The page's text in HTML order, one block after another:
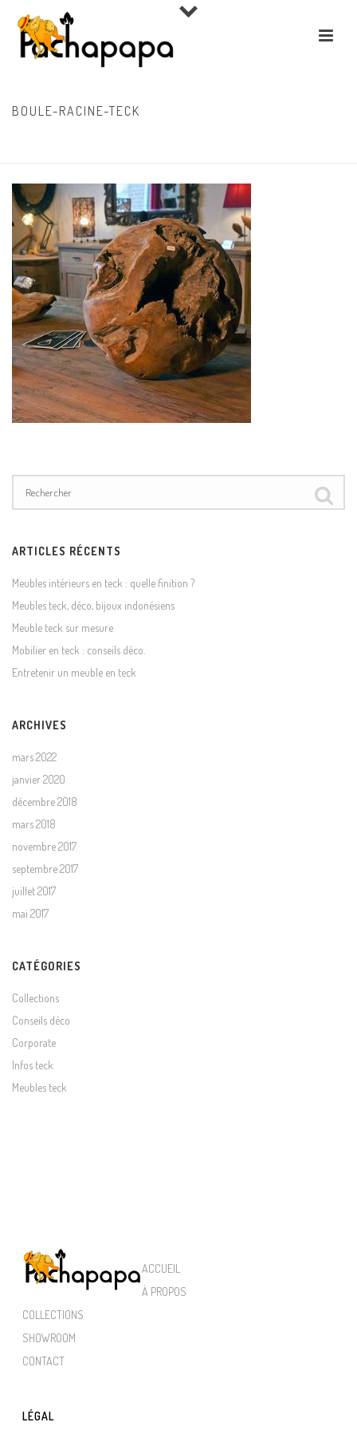
BOULE-RACINE-TECK
ARTICLES RÉCENTS
Meubles intérieurs en teck : quelle finition ?
Meubles teck, déco, bijoux indonésiens
Meuble teck sur mesure
Mobilier en teck : conseils déco.
Entretenir un meuble en teck
ARCHIVES
mars 2022
janvier 2020
décembre 2018
mars 2018
novembre 2017
septembre 2017
juillet 2017
mai 2017
CATÉGORIES
Collections
Conseils déco
Corporate
Infos teck
Meubles teck
ACCUEIL
À PROPOS
COLLECTIONS
SHOWROOM
CONTACT
LÉGAL